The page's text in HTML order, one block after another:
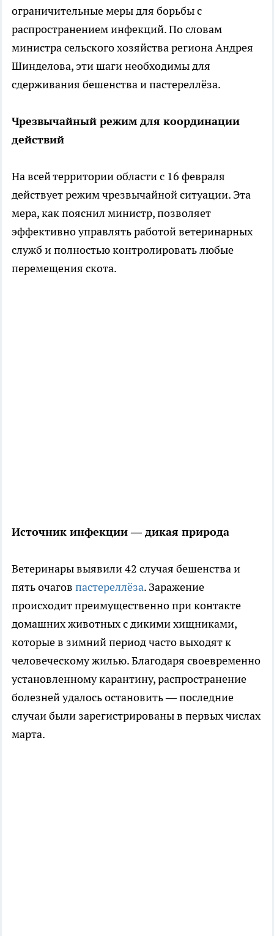
ограничительные меры для борьбы с
распространением инфекций. По словам
министра сельского хозяйства региона Андрея
Шинделова, эти шаги необходимы для
сдерживания бешенства и пастереллёза.
Чрезвычайный режим для координации
действий
На всей территории области с 16 февраля
действует режим чрезвычайной ситуации. Эта
мера, как пояснил министр, позволяет
эффективно управлять работой ветеринарных
служб и полностью контролировать любые
перемещения скота.
Источник инфекции — дикая природа
Ветеринары выявили 42 случая бешенства и
пять очагов пастереллёза. Заражение
происходит преимущественно при контакте
домашних животных с дикими хищниками,
которые в зимний период часто выходят к
человеческому жилью. Благодаря своевременно
установленному карантину, распространение
болезней удалось остановить — последние
случаи были зарегистрированы в первых числах
марта.